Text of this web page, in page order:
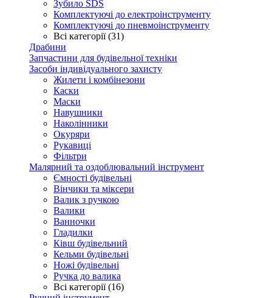
Зубило SDS
Комплектуючі до електроінструменту
Комплектуючі до пневмоінструменту
Всі категорії (31)
Драбини
Запчастини для будівельної техніки
Засоби індивідуального захисту
Жилети і комбінезони
Каски
Маски
Навушники
Наколінники
Окуряри
Рукавиці
Фільтри
Малярний та оздоблювальний інструмент
Ємності будівельні
Вінчики та міксери
Валик з ручкою
Валики
Ванночки
Гладилки
Ківш будівельний
Кельми будівельні
Ножі будівельні
Ручка до валика
Всі категорії (16)